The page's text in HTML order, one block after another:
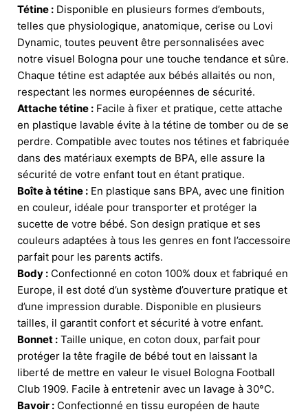
Tétine : Disponible en plusieurs formes d’embouts,
telles que physiologique, anatomique, cerise ou Lovi
Dynamic, toutes peuvent être personnalisées avec
notre visuel Bologna pour une touche tendance et sûre.
Chaque tétine est adaptée aux bébés allaités ou non,
respectant les normes européennes de sécurité.
Attache tétine : Facile à fixer et pratique, cette attache
en plastique lavable évite à la tétine de tomber ou de se
perdre. Compatible avec toutes nos tétines et fabriquée
dans des matériaux exempts de BPA, elle assure la
sécurité de votre enfant tout en étant pratique.
Boîte à tétine : En plastique sans BPA, avec une finition
en couleur, idéale pour transporter et protéger la
sucette de votre bébé. Son design pratique et ses
couleurs adaptées à tous les genres en font l’accessoire
parfait pour les parents actifs.
Body : Confectionné en coton 100% doux et fabriqué en
Europe, il est doté d’un système d’ouverture pratique et
d’une impression durable. Disponible en plusieurs
tailles, il garantit confort et sécurité à votre enfant.
Bonnet : Taille unique, en coton doux, parfait pour
protéger la tête fragile de bébé tout en laissant la
liberté de mettre en valeur le visuel Bologna Football
Club 1909. Facile à entretenir avec un lavage à 30°C.
Bavoir : Confectionné en tissu européen de haute